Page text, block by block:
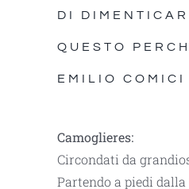
DI
QUESTO
EMILIO COMICI
Camoglieres:
Circondati da
Partendo a piedi